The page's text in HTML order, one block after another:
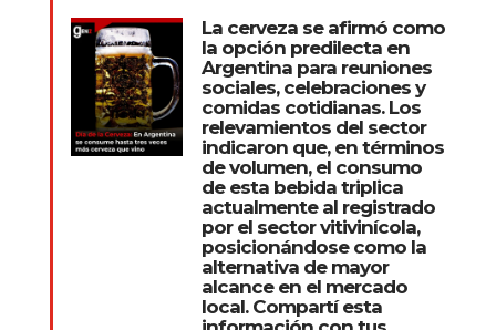
La cerveza se afirmó como
la opción predilecta en
Argentina para reuniones
sociales, celebraciones y
comidas cotidianas. Los
relevamientos del sector
indicaron que, en términos
de volumen, el consumo
de esta bebida triplica
actualmente al registrado
por el sector vitivinícola,
posicionándose como la
alternativa de mayor
alcance en el mercado
local. Compartí esta